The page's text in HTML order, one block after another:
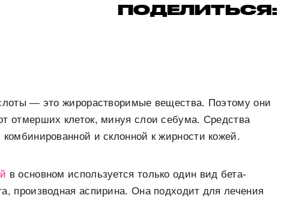
ПОДЕЛИТЬСЯ:
— это жирорастворимые вещества. Поэтому они
отмерших клеток, минуя слои себума. Средства
и склонной к жирности кожей.
в основном используется только один вид бета-
производная аспирина. Она подходит для лечения